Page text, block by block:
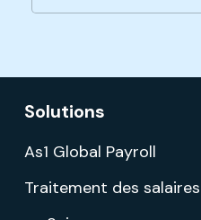
a
i
l
m
a
i
l
i
Solutions
As1 Global Payroll
Traitement des salaires